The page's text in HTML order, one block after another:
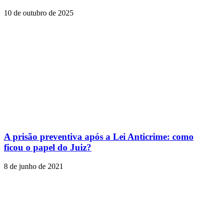
10 de outubro de 2025
A prisão preventiva após a Lei Anticrime: como
ficou o papel do Juiz?
8 de junho de 2021